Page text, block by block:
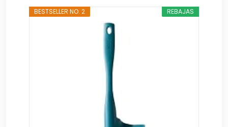
REBAJAS
BESTSELLER NO. 2